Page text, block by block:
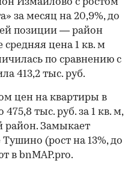
Измайлово с ростом
за месяц на 20,9%, до
позиции — район
цена 1 кв. м
по сравнению с
413,2 тыс. руб.
цен на квартиры в
475,8 тыс. руб. за 1 кв. м,
район. Замыкает
(рост на 13%, до
в bnMAP.pro.